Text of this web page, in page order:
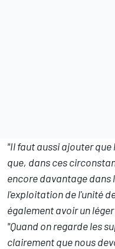
"Il faut aussi ajouter
que, dans ces
encore davantage dans
l'exploitation de l'unité
également avoir un
"Quand on regarde les
clairement que nous